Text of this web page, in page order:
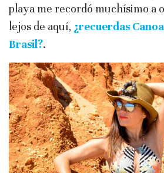
playa me recordó muchísimo a
lejos de aquí, ¿recuerdas
Brasil?.